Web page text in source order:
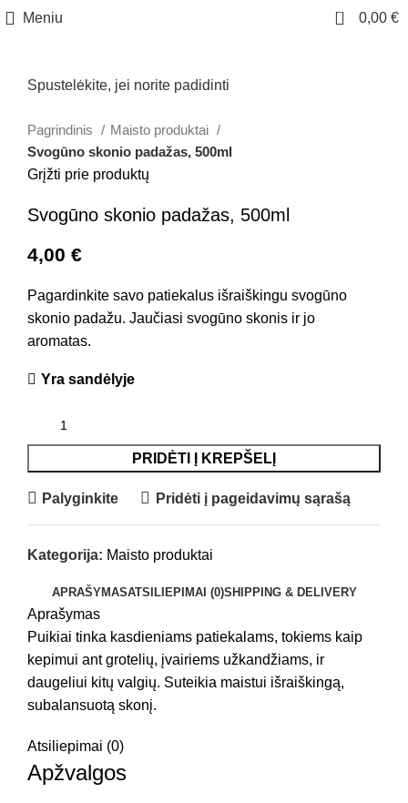
Meniu 0 0,00 €
Spustelėkite, jei norite padidinti
Pagrindinis
Maisto produktai
Svogūno skonio padažas, 500ml
Grįžti prie produktų
Svogūno skonio padažas, 500ml
4,00 €
Pagardinkite savo patiekalus išraiškingu svogūno
skonio padažu. Jaučiasi svogūno skonis ir jo
aromatas.
Yra sandėlyje
PRIDĖTI Į KREPŠELĮ
Palyginkite Pridėti į pageidavimų sąrašą
Kategorija: Maisto produktai
APRAŠYMASATSILIEPIMAI (0)SHIPPING & DELIVERY
Aprašymas
Puikiai tinka kasdieniams patiekalams, tokiems kaip
kepimui ant grotelių, įvairiems užkandžiams, ir
daugeliui kitų valgių. Suteikia maistui išraiškingą,
subalansuotą skonį.
Atsiliepimai (0)
Apžvalgos